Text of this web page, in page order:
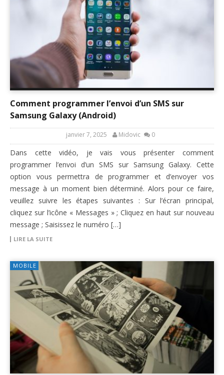
Comment programmer l’envoi d’un SMS sur
Samsung Galaxy (Android)
janvier 7, 2025 Midovic 0
Dans cette vidéo, je vais vous présenter comment
programmer l’envoi d’un SMS sur Samsung Galaxy. Cette
option vous permettra de programmer et d’envoyer vos
message à un moment bien déterminé. Alors pour ce faire,
veuillez suivre les étapes suivantes : Sur l’écran principal,
cliquez sur l’icône « Messages » ; Cliquez en haut sur nouveau
message ; Saisissez le numéro […]
LIRE LA SUITE
MOBILE